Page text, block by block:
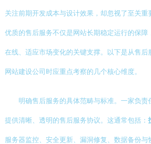
关注前期开发成本与设计效果，却忽视了至关重
优质的售后服务不仅是网站长期稳定运行的保障
在线、适应市场变化的关键支撑。以下是从售后
网站建设公司时应重点考察的几个核心维度。
明确售后服务的具体范畴与标准。一家负责
提供清晰、透明的售后服务协议。这通常包括：
服务器监控、安全更新、漏洞修复、数据备份与